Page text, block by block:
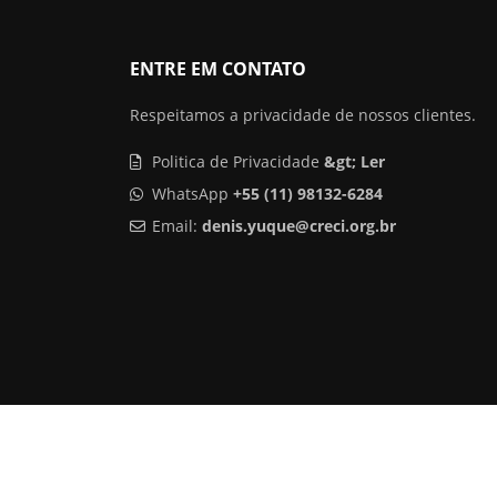
ENTRE EM CONTATO
Respeitamos a privacidade de nossos clientes.
Politica de Privacidade &gt; Ler
WhatsApp +55 (11) 98132-6284
Email: denis.yuque@creci.org.br